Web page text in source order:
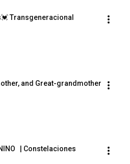
Transgeneracional
and Great-grandmother
| Constelaciones